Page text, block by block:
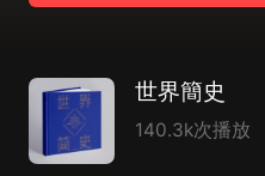
世界簡史
140.3k次播放